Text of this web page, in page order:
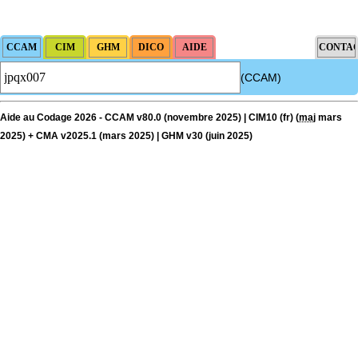
(CCAM)
Aide au Codage 2026 - CCAM v80.0 (novembre 2025) | CIM10 (fr) (maj mars
2025) + CMA v2025.1 (mars 2025) | GHM v30 (juin 2025)